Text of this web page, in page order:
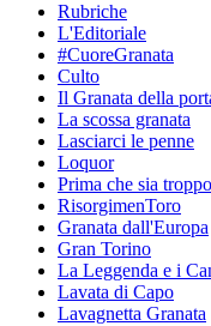
Rubriche
L'Editoriale
#CuoreGranata
Culto
Il Granata della
La scossa granata
Lasciarci le penne
Loquor
Prima che sia
RisorgimenToro
Granata dall'Europa
Gran Torino
La Leggenda e i
Lavata di Capo
Lavagnetta Granata